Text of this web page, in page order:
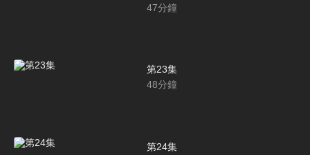
47分鐘
第23集
48分鐘
第24集